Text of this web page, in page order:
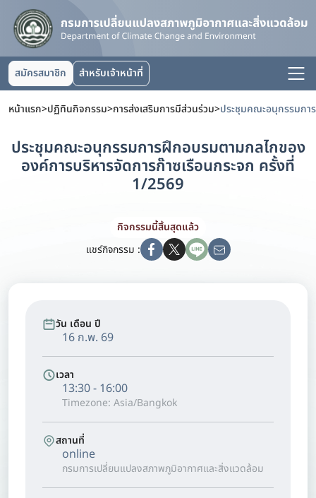
สมัครสมาชิก สำหรับเจ้าหน้าที่
หน้าแรก>ปฏิทินกิจกรรม>การส่งเสริมการมีส่วนร่วม>
ประชุมคณะอนุกรรมการฝึกอบรมตามกลไกของ
องค์การบริหารจัดการก๊าซเรือนกระจก ครั้งที่
1/2569
กิจกรรมนี้สิ้นสุดแล้ว
แชร์กิจกรรม :
วัน เดือน ปี
16 ก.พ. 69
เวลา
13:30 - 16:00
Timezone: Asia/Bangkok
สถานที่
online
กรมการเปลี่ยนแปลงสภาพภูมิอากาศและสิ่งแวดล้อม